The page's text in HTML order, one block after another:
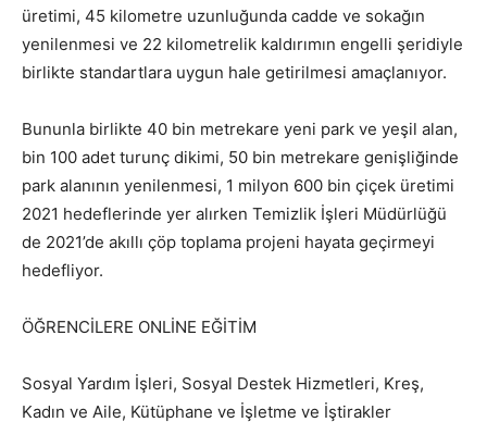
üretimi, 45 kilometre uzunluğunda cadde ve sokağın
yenilenmesi ve 22 kilometrelik kaldırımın engelli şeridiyle
birlikte standartlara uygun hale getirilmesi amaçlanıyor.
Bununla birlikte 40 bin metrekare yeni park ve yeşil alan,
bin 100 adet turunç dikimi, 50 bin metrekare genişliğinde
park alanının yenilenmesi, 1 milyon 600 bin çiçek üretimi
2021 hedeflerinde yer alırken Temizlik İşleri Müdürlüğü
de 2021’de akıllı çöp toplama projeni hayata geçirmeyi
hedefliyor.
ÖĞRENCİLERE ONLİNE EĞİTİM
Sosyal Yardım İşleri, Sosyal Destek Hizmetleri, Kreş,
Kadın ve Aile, Kütüphane ve İşletme ve İştirakler